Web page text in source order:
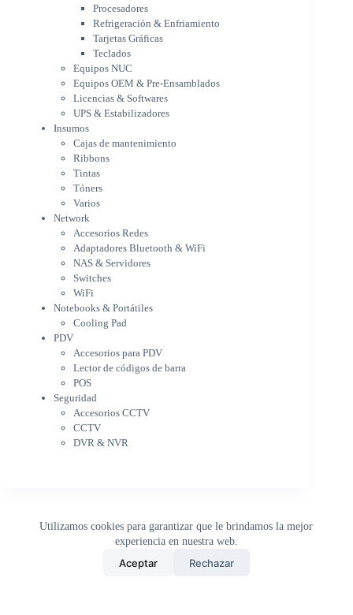
Utilizamos cookies para garantizar que le brindamos la mejor
experiencia en nuestra web.
Aceptar Rechazar
Equipos OEM & Pre-Ensamblados
Licencias & Softwares
UPS & Estabilizadores
Insumos
Cajas de mantenimiento
Ribbons
Tintas
Tóners
Varios
Network
Accesorios Redes
Adaptadores Bluetooth & WiFi
Switches
WiFi
Notebooks & Portátiles
Cargador para notebook
Cooling Pad
PDV
Accesorios para PDV
Lector de códigos de barra
POS
Seguridad
Accesorios CCTV
CCTV
DVR & NVR
Sin categorizar
Procesadores
Refrigeración & Enfriamiento
Tarjetas Gráficas
Teclados
Equipos NUC
Equipos OEM & Pre-Ensamblados
Licencias & Softwares
UPS & Estabilizadores
Insumos
Cajas de mantenimiento
Ribbons
Tintas
Tóners
Varios
Network
Accesorios Redes
Adaptadores Bluetooth & WiFi
NAS & Servidores
Switches
WiFi
Notebooks & Portátiles
Cooling Pad
PDV
Accesorios para PDV
Lector de códigos de barra
POS
Seguridad
Accesorios CCTV
CCTV
DVR & NVR